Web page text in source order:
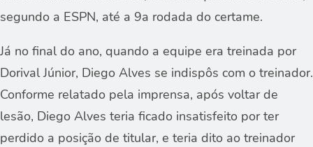
segundo a ESPN, até a 9a rodada do certame.
Já no final do ano, quando a equipe era treinada por
Dorival Júnior, Diego Alves se indispôs com o treinador.
Conforme relatado pela imprensa, após voltar de
lesão, Diego Alves teria ficado insatisfeito por ter
perdido a posição de titular, e teria dito ao treinador